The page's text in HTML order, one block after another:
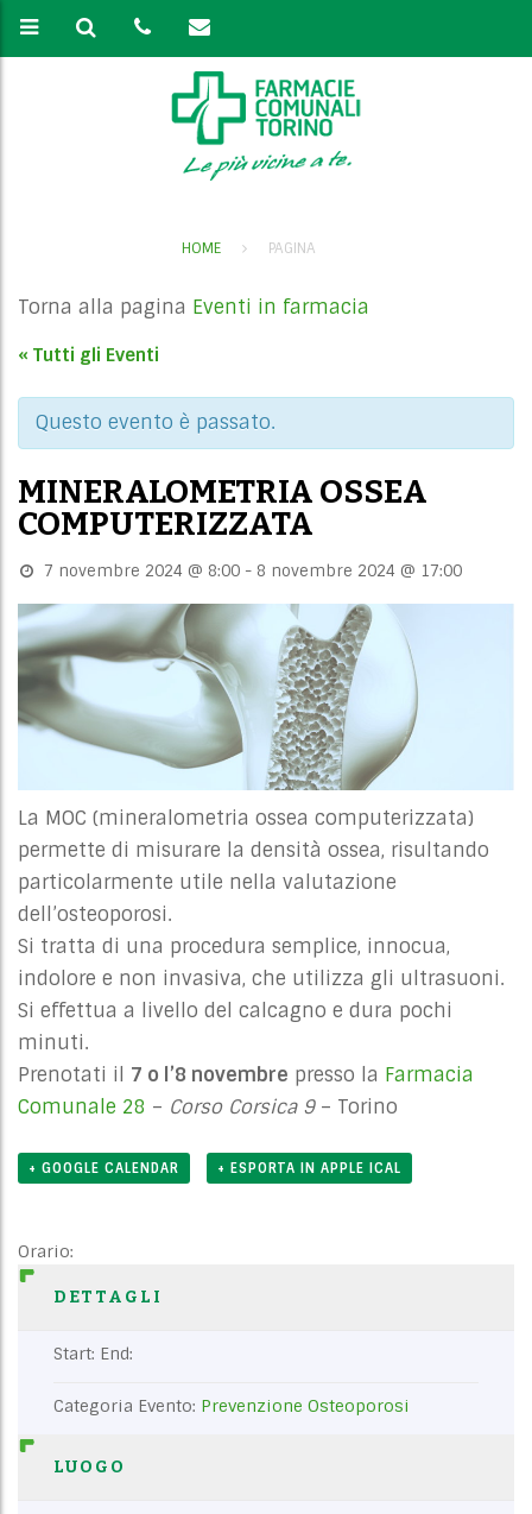
HOME PAGINA
Torna alla pagina Eventi in farmacia
« Tutti gli Eventi
Questo evento è passato.
MINERALOMETRIA OSSEA
COMPUTERIZZATA
7 novembre 2024 @ 8:00 - 8 novembre 2024 @ 17:00
La MOC (mineralometria ossea computerizzata)
permette di misurare la densità ossea, risultando
particolarmente utile nella valutazione
dell’osteoporosi.
Si tratta di una procedura semplice, innocua,
indolore e non invasiva, che utilizza gli ultrasuoni.
Si effettua a livello del calcagno e dura pochi
minuti.
Prenotati il 7 o l’8 novembre presso la Farmacia
Comunale 28 – Corso Corsica 9– Torino
+ GOOGLE CALENDAR + ESPORTA IN APPLE ICAL
Orario:
DETTAGLI
Start: End:
Categoria Evento: Prevenzione Osteoporosi
LUOGO